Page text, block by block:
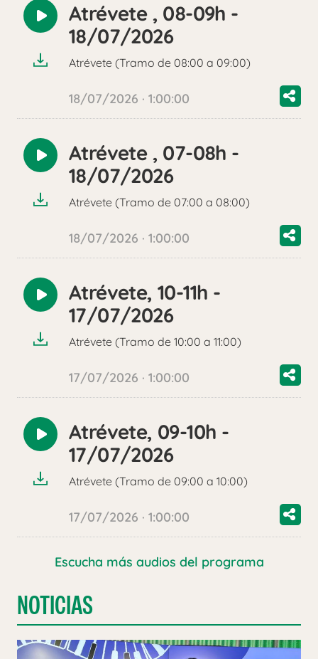
Reproducir
audio
Atrévete , 08-09h -
18/07/2026
Atrévete (Tramo de 08:00 a 09:00)
18/07/2026 · 1:00:00
Reproducir
audio
Atrévete , 07-08h -
18/07/2026
Atrévete (Tramo de 07:00 a 08:00)
18/07/2026 · 1:00:00
Reproducir
audio
Atrévete, 10-11h -
17/07/2026
Atrévete (Tramo de 10:00 a 11:00)
17/07/2026 · 1:00:00
Reproducir
audio
Atrévete, 09-10h -
17/07/2026
Atrévete (Tramo de 09:00 a 10:00)
17/07/2026 · 1:00:00
Escucha más audios del programa
NOTICIAS